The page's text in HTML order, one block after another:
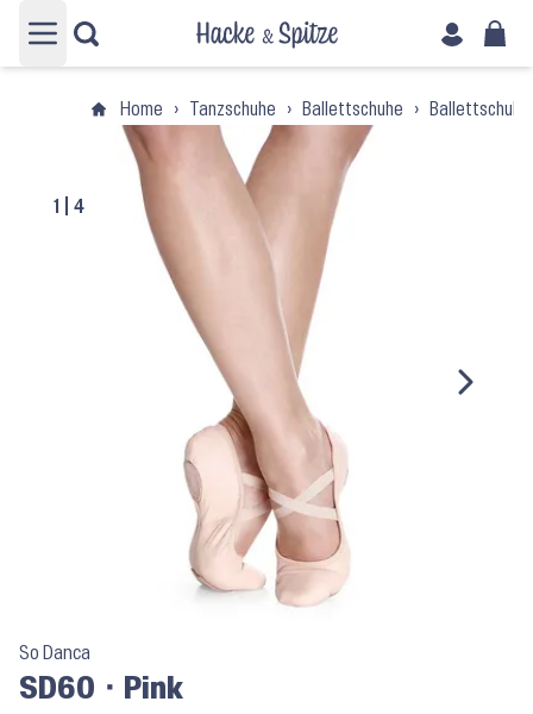
Hauptmenü öffnen
Home › Tanzschuhe › Ballettschuhe › Ballettschuhe
1 4
So Danca
SD60 ⬝ Pink